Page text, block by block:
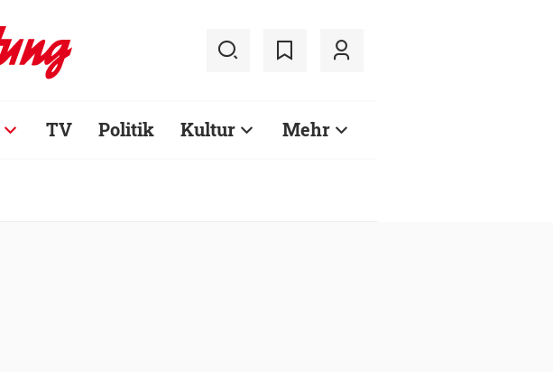
TV Politik Kultur Mehr